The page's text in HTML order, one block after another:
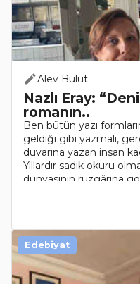
Alev Bulut
Nazlı Eray:
romanın..
Ben bütün yazı
geldiği gibi yazmalı,
duvarına yazan insan
Yıllardır sadık okuru
dünyasının rüzgârına
Edebiyat